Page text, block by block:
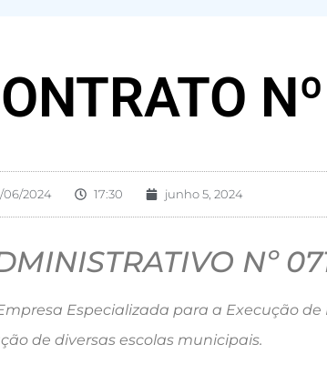
06/2024 17:30 junho 5, 2024
Nº
Especializada para a Execução de
de diversas escolas municipais.